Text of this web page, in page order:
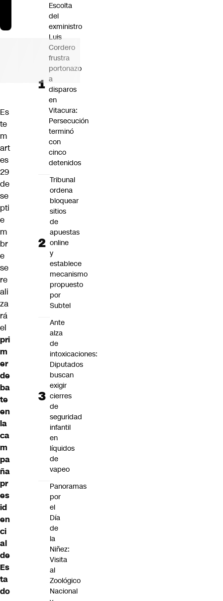
Es
te
m
art
es
29
de
se
pti
e
m
br
e
se
re
ali
za
rá
el
pri
m
er
de
ba
te
en
la
ca
m
pa
ña
pr
es
id
en
ci
al
de
Es
ta
do
Escolta
del
exministro
Luis
Cordero
frustra
portonazo
a
disparos
en
Vitacura:
Persecución
terminó
con
cinco
detenidos
Tribunal
ordena
bloquear
sitios
de
apuestas
online
y
establece
mecanismo
propuesto
por
Subtel
Ante
alza
de
intoxicaciones:
Diputados
buscan
exigir
cierres
de
seguridad
infantil
en
líquidos
de
vapeo
Panoramas
por
el
Día
de
la
Niñez:
Visita
al
Zoológico
Nacional